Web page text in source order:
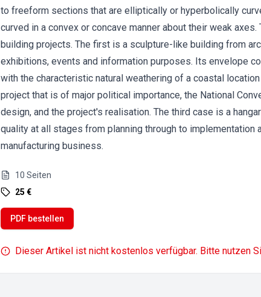
to freeform sections that are elliptically or hyperbolically
curved in a convex or concave manner about their weak
building projects. The first is a sculpture-like building from
exhibitions, events and information purposes. Its envelope
with the characteristic natural weathering of a coastal
project that is of major political importance, the National
design, and the project's realisation. The third case is a
quality at all stages from planning through to
manufacturing business.
10 Seiten
25 €
PDF bestellen
Dieser Artikel ist nicht kostenlos verfügbar. Bitte nutzen